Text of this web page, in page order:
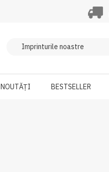
NOUTĂȚI BESTSELLER